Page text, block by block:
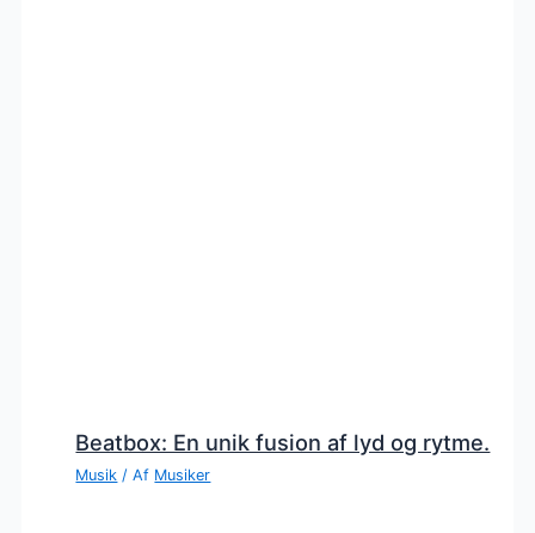
Beatbox: En unik fusion af lyd og rytme.
Musik / Af Musiker